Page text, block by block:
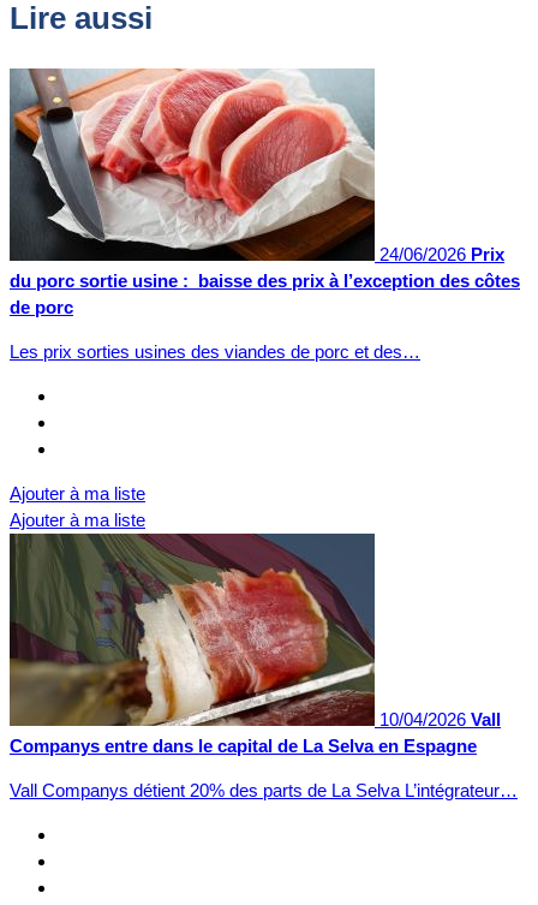
Lire aussi
24/06/2026 Prix
du porc sortie usine : baisse des prix à l’exception des côtes
de porc
Les prix sorties usines des viandes de porc et des…
Ajouter à ma liste
Ajouter à ma liste
10/04/2026 Vall
Companys entre dans le capital de La Selva en Espagne
Vall Companys détient 20% des parts de La Selva L’intégrateur…